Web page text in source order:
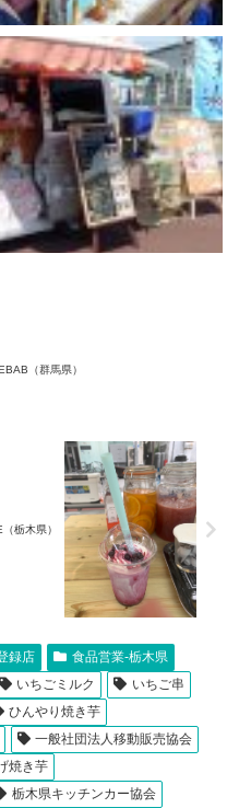
（群馬県）
栃木県）
録店
食品営業-栃木県
いちごミルク
いちご串
ひんやり焼き芋
一般社団法人移動販売協会
焼き芋
栃木県キッチンカー協会